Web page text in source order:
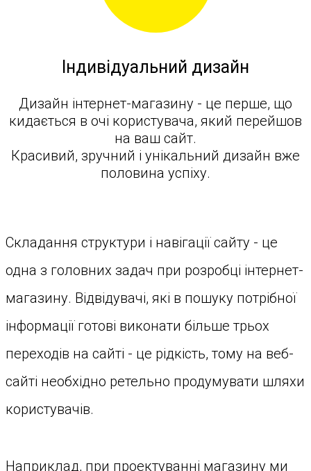
Індивідуальний дизайн
Дизайн інтернет-магазину - це перше, що
кидається в очі користувача, який перейшов
на ваш сайт.
Красивий, зручний і унікальний дизайн вже
половина успіху.
Складання структури і навігації сайту - це
одна з головних задач при розробці інтернет-
магазину. Відвідувачі, які в пошуку потрібної
інформації готові виконати більше трьох
переходів на сайті - це рідкість, тому на веб-
сайті необхідно ретельно продумувати шляхи
користувачів.
Наприклад, при проектуванні магазину ми